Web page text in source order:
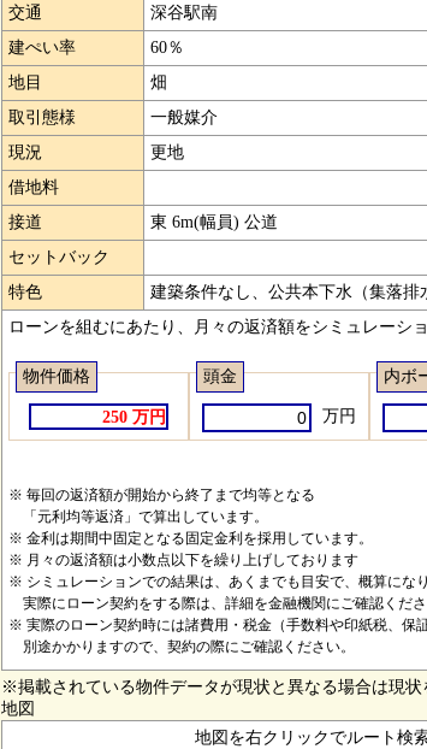
交通
深谷駅南
建ぺい率
60％
地目
畑
取引態様
一般媒介
現況
更地
借地料
接道
東 6m(幅員) 公道
セットバック
特色
建築条件なし、公共本下水（集落排
ローンを組むにあたり、月々の返済額をシミュレーショ
物件価格
250 万円
頭金
万円
内ボ
※ 毎回の返済額が開始から終了まで均等となる
「元利均等返済」で算出しています。
※ 金利は期間中固定となる固定金利を採用しています。
※ 月々の返済額は小数点以下を繰り上げしております
※ シミュレーションでの結果は、あくまでも目安で、概算になり
実際にローン契約をする際は、詳細を金融機関にご確認くださ
※ 実際のローン契約時には諸費用・税金（手数料や印紙税、保
別途かかりますので、契約の際にご確認ください。
※掲載されている物件データが現状と異なる場合は現状
地図
地図を右クリックでルート検